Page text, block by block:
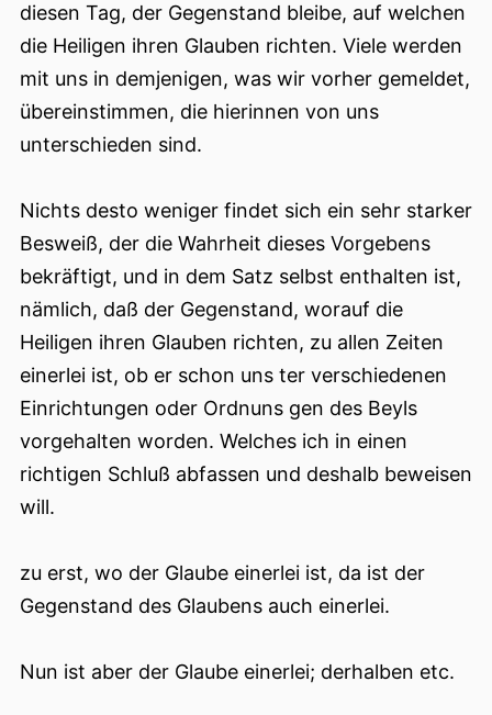
diesen Tag, der Gegenstand bleibe, auf welchen
die Heiligen ihren Glauben richten. Viele werden
mit uns in demjenigen, was wir vorher gemeldet,
übereinstimmen, die hierinnen von uns
unterschieden sind.
Nichts desto weniger findet sich ein sehr starker
Besweiß, der die Wahrheit dieses Vorgebens
bekräftigt, und in dem Satz selbst enthalten ist,
nämlich, daß der Gegenstand, worauf die
Heiligen ihren Glauben richten, zu allen Zeiten
einerlei ist, ob er schon uns ter verschiedenen
Einrichtungen oder Ordnuns gen des Beyls
vorgehalten worden. Welches ich in einen
richtigen Schluß abfassen und deshalb beweisen
will.
zu erst, wo der Glaube einerlei ist, da ist der
Gegenstand des Glaubens auch einerlei.
Nun ist aber der Glaube einerlei; derhalben etc.